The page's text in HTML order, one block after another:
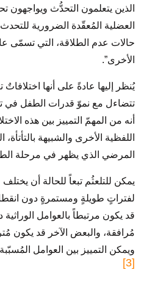
الذين يتعلمون التحدُّث ويواجهون
العضلية المُعقّدة الضرورية
حالات عدم الطلاقة، التي تسمّى
الأخرى”.
يُنظر إليها عادةً على أنها
تتضاءل مع نموّ قدرات الطفل في
أنه من المهمّ التمييز بين هذه
اللفظية الأخرى والشبيهة
المرضي الذي يظهر في مرحلة
يمكن للتلعثُم تبعاً للحالة أن
لفتراتٍ طويلةٍ ومستمرةٍ دون
قد يكون مرتبطاً بالعوامل
مُرافقة، والبعض الآخر قد يكون
ويمكن التمييز بين العوامل
[3]